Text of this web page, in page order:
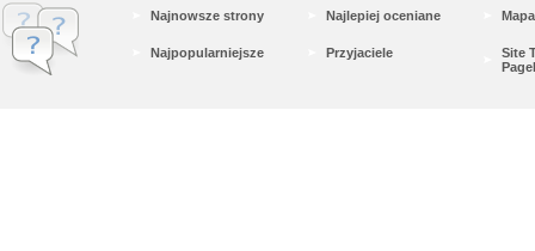
Najnowsze strony Najlepiej oceniane
Najpopularniejsze Przyjaciele
Site